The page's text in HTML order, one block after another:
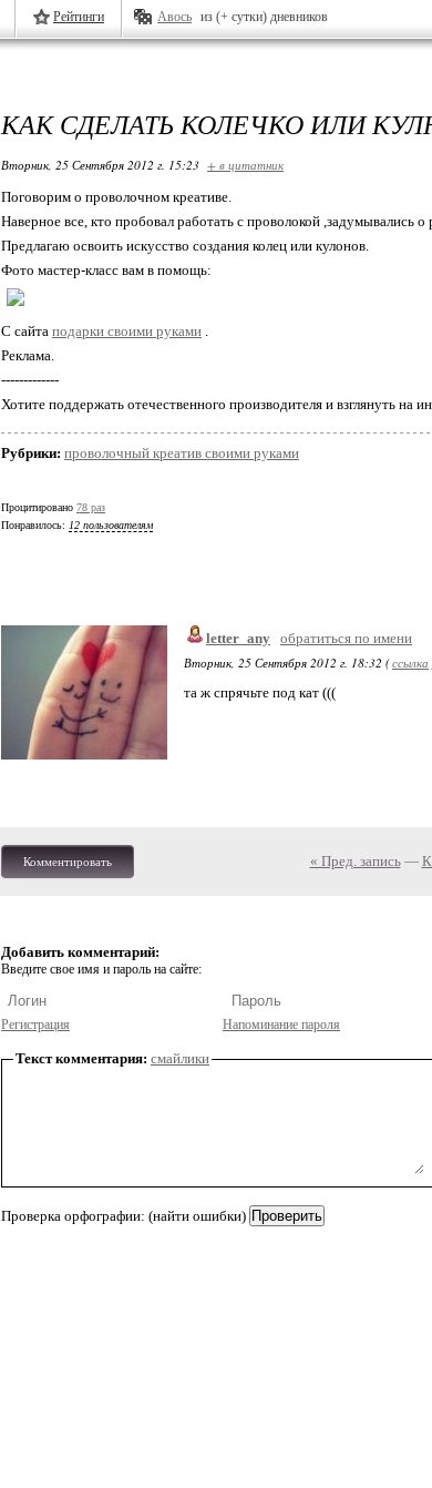
Рейтинги Авось из (+ сутки) дневников
КАК СДЕЛАТЬ КОЛЕЧКО ИЛИ
Вторник, 25 Сентября 2012 г. 15:23 + в цитатник
Поговорим о проволочном креативе.
Наверное все, кто пробовал работать с проволокой ,задумывались
Предлагаю освоить искусство создания колец или кулонов.
Фото мастер-класс вам в помощь:
С сайта подарки своими руками .
Реклама.
-------------
Хотите поддержать отечественного производителя и взглянуть на
Рубрики: проволочный креатив своими руками
Процитировано 78 раз
Понравилось: 12 пользователям
letter_any обратиться по имени
Вторник, 25 Сентября 2012 г. 18:32 (ссылка
та ж спрячьте под кат (((
Комментировать « Пред. запись— К
Добавить комментарий:
Введите свое имя и пароль на сайте:
Регистрация Напоминание пароля
Текст комментария: смайлики
Проверка орфографии: (найти ошибки)